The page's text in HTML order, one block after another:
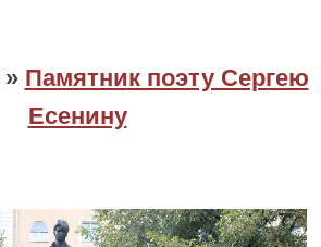
» Памятник поэту Сергею
Есенину